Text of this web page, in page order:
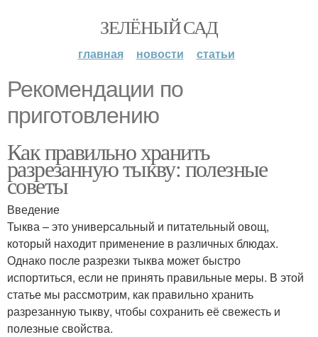
ЗЕЛЁНЫЙ САД
главная новости статьи
Рекомендации по
приготовлению
Как правильно хранить
разрезанную тыкву: полезные
советы
Введение
Тыква – это универсальный и питательный овощ,
который находит применение в различных блюдах.
Однако после разрезки тыква может быстро
испортиться, если не принять правильные меры. В этой
статье мы рассмотрим, как правильно хранить
разрезанную тыкву, чтобы сохранить её свежесть и
полезные свойства.